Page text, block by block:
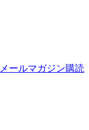
メールマガジン購読